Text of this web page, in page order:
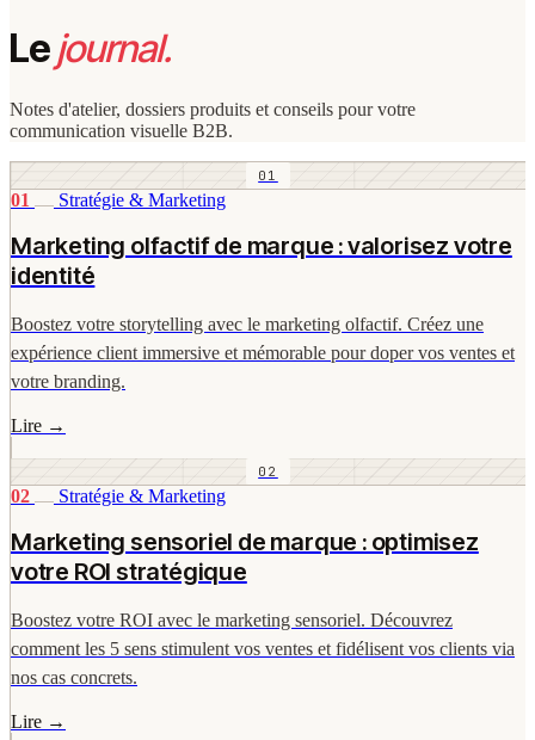
Lejournal.
Notes d'atelier, dossiers produits et conseils pour votre
communication visuelle B2B.
01
01 Stratégie & Marketing
Marketing olfactif de marque : valorisez votre
identité
Boostez votre storytelling avec le marketing olfactif. Créez une
expérience client immersive et mémorable pour doper vos ventes et
votre branding.
Lire →
02
02 Stratégie & Marketing
Marketing sensoriel de marque : optimisez
votre ROI stratégique
Boostez votre ROI avec le marketing sensoriel. Découvrez
comment les 5 sens stimulent vos ventes et fidélisent vos clients via
nos cas concrets.
Lire →